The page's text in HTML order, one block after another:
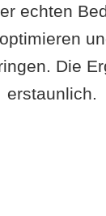
echten
Die
erstaunlich.